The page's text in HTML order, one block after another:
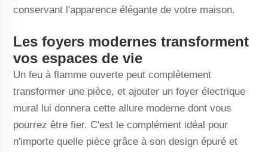
conservant l'apparence élégante de votre maison.
Les foyers modernes transforment
vos espaces de vie
Un feu à flamme ouverte peut complètement
transformer une pièce, et ajouter un foyer électrique
mural lui donnera cette allure moderne dont vous
pourrez être fier. C'est le complément idéal pour
n'importe quelle pièce grâce à son design épuré et